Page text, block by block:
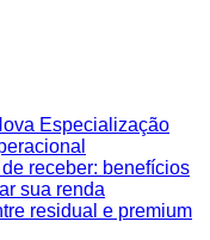
Especialização
receber: benefícios
sua renda
residual e premium